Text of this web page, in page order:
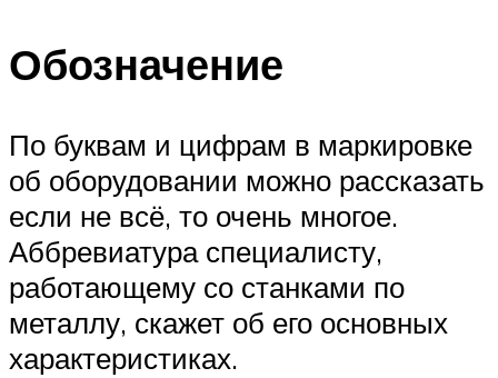
Обозначение
По буквам и цифрам в маркировке
об оборудовании можно рассказать
если не всё, то очень многое.
Аббревиатура специалисту,
работающему со станками по
металлу, скажет об его основных
характеристиках.